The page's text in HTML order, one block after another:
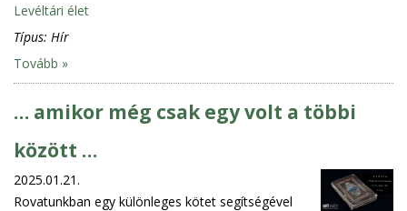
Levéltári élet
Típus: Hír
Tovább »
… amikor még csak egy volt a többi
között …
2025.01.21.
Rovatunkban egy különleges kötet segítségével